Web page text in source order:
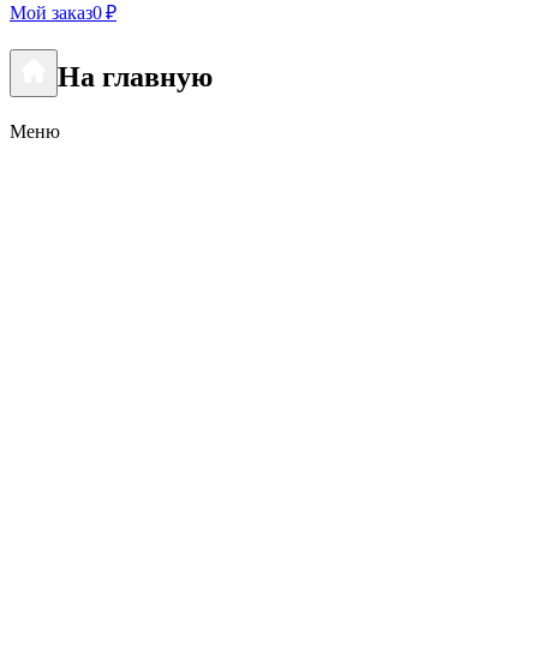
Мой заказ0 ₽
На главную
Меню